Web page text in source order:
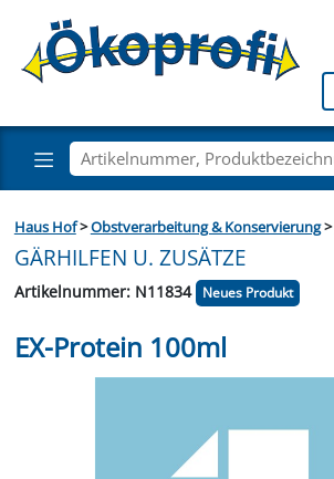
Haus Hof>Obstverarbeitung & Konservierung>
GÄRHILFEN U. ZUSÄTZE
Artikelnummer: N11834 Neues Produkt
EX-Protein 100ml